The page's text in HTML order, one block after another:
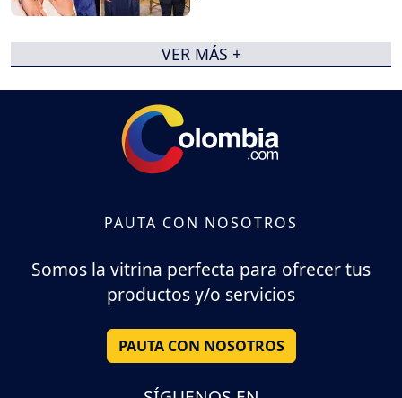
VER MÁS +
PAUTA CON NOSOTROS
Somos la vitrina perfecta para ofrecer tus
productos y/o servicios
PAUTA CON NOSOTROS